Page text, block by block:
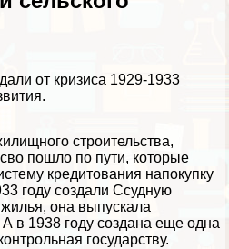
от кризиса 1929-1933
строительства,
пошло по пути, которые
кредитования напокупку
году создали Ссудную
она выпускала
в 1938 году создана еще одна
государству.